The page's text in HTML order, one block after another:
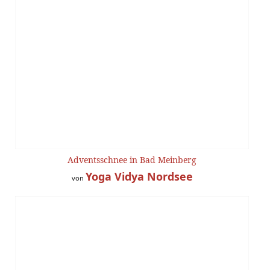
Adventsschnee in Bad Meinberg
von Yoga Vidya Nordsee